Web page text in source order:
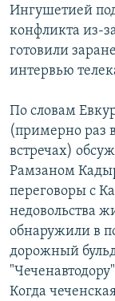
Все сайты
Ингушетией
конфликта из-
готовили
интервью
По словам
(примерно раз
встречах)
Рамзаном
переговоры с
недовольства
обнаружили в
дорожный
Когда